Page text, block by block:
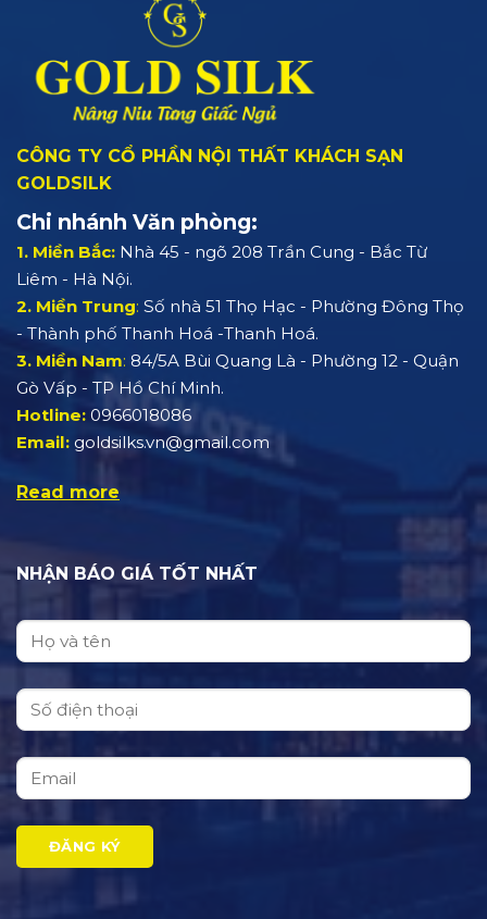
CÔNG TY CỔ PHẦN NỘI THẤT KHÁCH SẠN
GOLDSILK
Chi nhánh Văn phòng:
1. Miền Bắc: Nhà 45 - ngõ 208 Trần Cung - Bắc Từ
Liêm - Hà Nội.
2. Miền Trung: Số nhà 51 Thọ Hạc - Phường Đông Thọ
- Thành phố Thanh Hoá -Thanh Hoá.
3. Miền Nam: 84/5A Bùi Quang Là - Phường 12 - Quận
Gò Vấp - TP Hồ Chí Minh.
Hotline: 0966018086
Email: goldsilks.vn@gmail.com
Read more
NHẬN BÁO GIÁ TỐT NHẤT